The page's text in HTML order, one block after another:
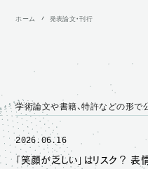
ホーム 発表論文・刊行
学術論文や書籍、特許などの形で
2026.06.16
「笑顔が乏しい」はリスク？